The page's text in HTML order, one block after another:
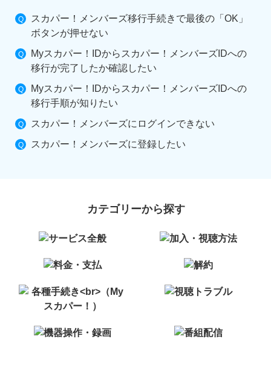
スカパー！メンバーズ移行手続きで最後の「OK」
ボタンが押せない
Myスカパー！IDからスカパー！メンバーズIDへの
移行が完了したか確認したい
Myスカパー！IDからスカパー！メンバーズIDへの
移行手順が知りたい
スカパー！メンバーズにログインできない
スカパー！メンバーズに登録したい
カテゴリーから探す